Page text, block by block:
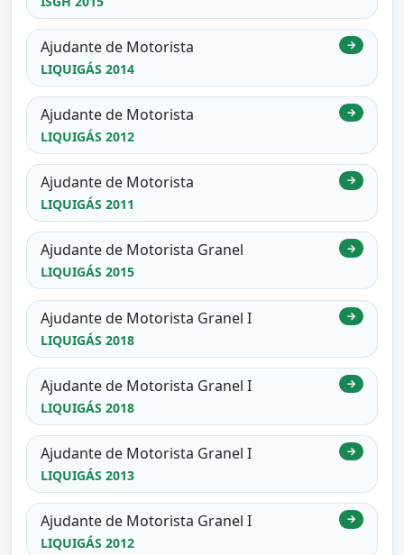
Ajudante de Motorista
LIQUIGÁS 2014
→
Ajudante de Motorista
LIQUIGÁS 2012
→
Ajudante de Motorista
LIQUIGÁS 2011
→
Ajudante de Motorista Granel
LIQUIGÁS 2015
→
Ajudante de Motorista Granel I
LIQUIGÁS 2018
→
Ajudante de Motorista Granel I
LIQUIGÁS 2018
→
Ajudante de Motorista Granel I
LIQUIGÁS 2013
→
Ajudante de Motorista Granel I
LIQUIGÁS 2012
→